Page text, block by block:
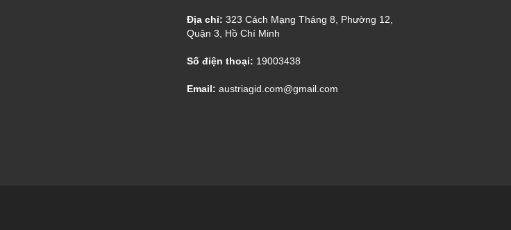
Địa chỉ: 323 Cách Mạng Tháng 8, Phường 12,
Quận 3, Hồ Chí Minh
Số điện thoại: 19003438
Email: austriagid.com@gmail.com